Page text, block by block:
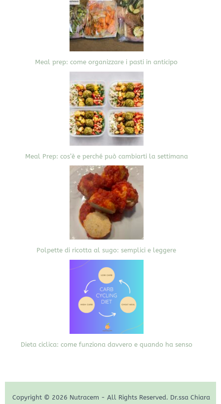
Meal prep: come organizzare i pasti in anticipo
Meal Prep: cos’è e perché può cambiarti la settimana
Polpette di ricotta al sugo: semplici e leggere
Dieta ciclica: come funziona davvero e quando ha senso
Copyright © 2026 Nutracem - All Rights Reserved. Dr.ssa Chiara